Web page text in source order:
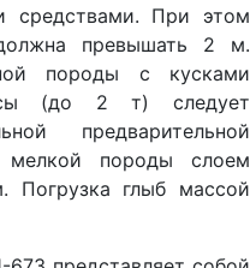
средствами. При этом
превышать 2 м.
породы с кусками
(до 2 т) следует
предварительной
породы слоем
глыб массой